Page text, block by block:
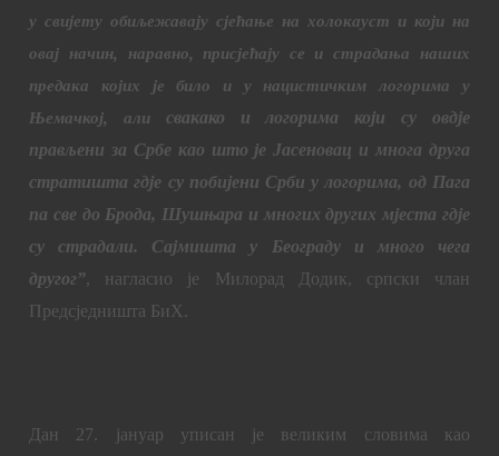
у свијету обиљежавају сјећање на холокауст и који на
овај начин, наравно, присјећају се и страдања наших
предака којих је било и у нацистичким логорима у
Њемачкој, али
свакако и логорима који су овдје
прављени за Србе као што је Јасеновац и многа друга
стратишта гдје су побијени Срби у логорима, од Пага
па све до Брода, Шушњара и многих других мјеста гдје
су страдали. Сајмишта у Београду и много чега
другог”, нагласио је Милорад Додик, српски члан
Предсједништа БиХ.
Дан 27. јануар уписан је великим словима као